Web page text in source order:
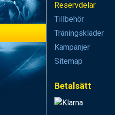
Reservdelar
Tillbehör
Träningskläder
Kampanjer
Sitemap
Betalsätt